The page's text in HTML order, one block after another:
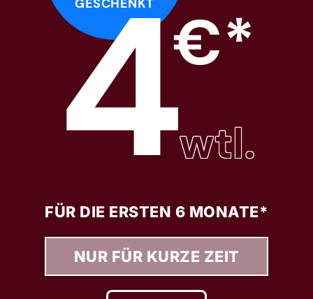
4€*
wtl.
FÜR DIE ERSTEN 6 MONATE*
NUR FÜR KURZE ZEIT